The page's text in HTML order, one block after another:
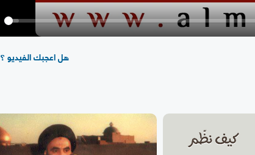
هل اعجبك الفيديو ؟